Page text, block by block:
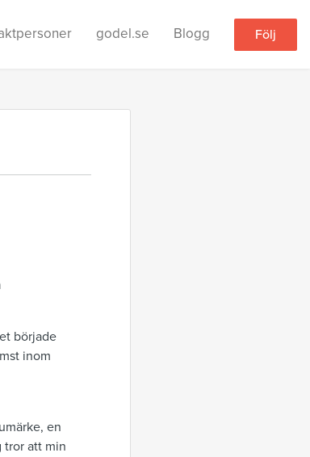
godel.se Blogg Följ
började
inom
en
tror att min